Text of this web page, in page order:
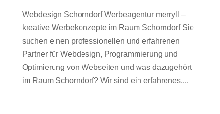
Webdesign Schorndorf Werbeagentur merryll –
kreative Werbekonzepte im Raum Schorndorf Sie
suchen einen professionellen und erfahrenen
Partner für Webdesign, Programmierung und
Optimierung von Webseiten und was dazugehört
im Raum Schorndorf? Wir sind ein erfahrenes,...